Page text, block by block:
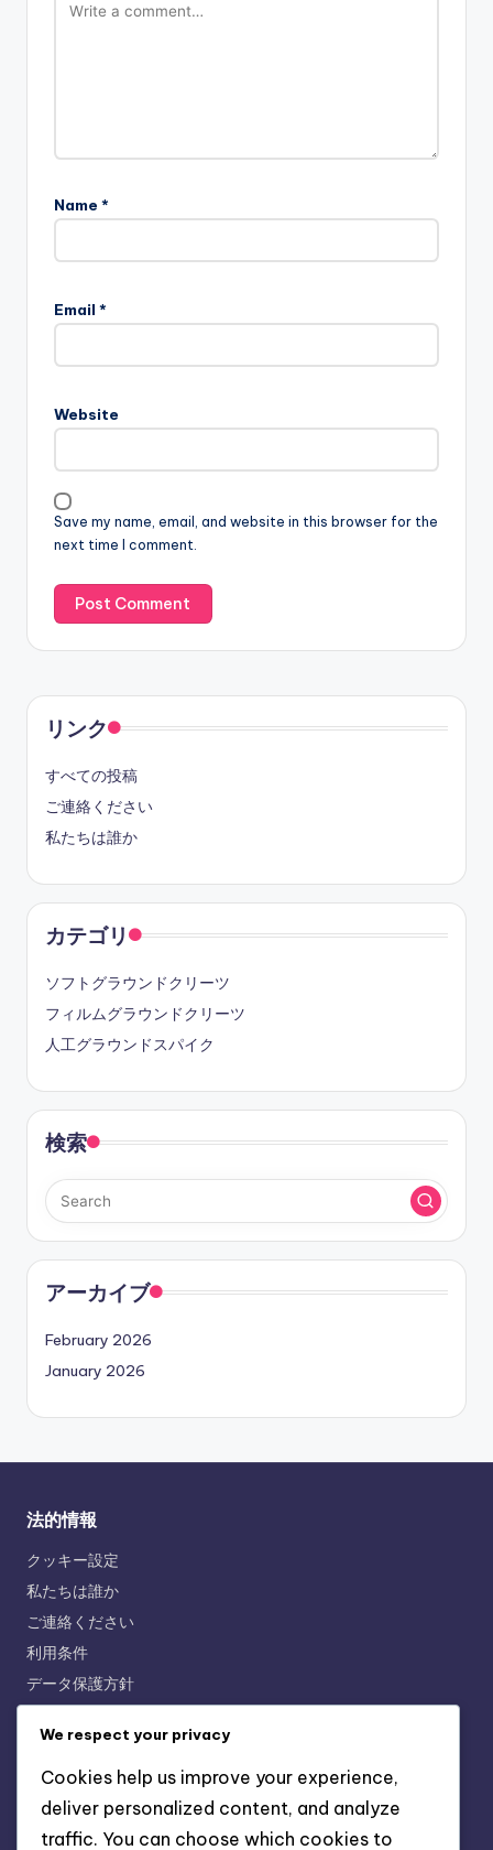
Name *
Email *
Website
Save my name, email, and website in this browser for the
next time I comment.
リンク
すべての投稿
ご連絡ください
私たちは誰か
カテゴリ
ソフトグラウンドクリーツ
フィルムグラウンドクリーツ
人工グラウンドスパイク
検索
アーカイブ
February 2026
January 2026
法的情報
クッキー設定
私たちは誰か
ご連絡ください
利用条件
データ保護方針
全天候用人工グラウンドスパイク：防水性、通気性、耐久性
プロフェッショナルソフトグラウンドスパイク：エリート機
We respect your privacy
Cookies help us improve your experience,
deliver personalized content, and analyze
traffic. You can choose which cookies to